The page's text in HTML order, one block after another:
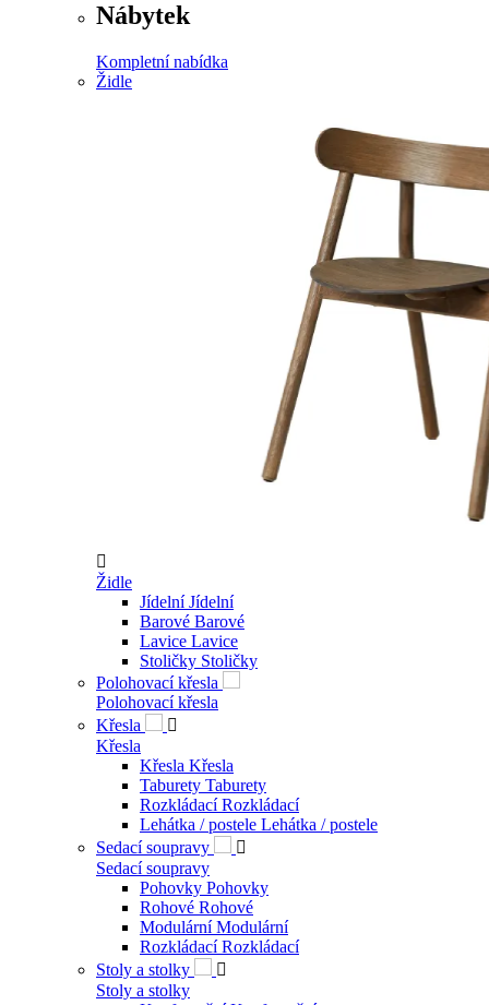
Nábytek
Kompletní nabídka
Židle

Židle
Jídelní Jídelní
Barové Barové
Lavice Lavice
Stoličky Stoličky
Polohovací křesla
Polohovací křesla
Křesla

Křesla
Křesla Křesla
Taburety Taburety
Rozkládací Rozkládací
Lehátka / postele Lehátka / postele
Sedací soupravy

Sedací soupravy
Pohovky Pohovky
Rohové Rohové
Modulární Modulární
Rozkládací Rozkládací
Stoly a stolky

Stoly a stolky